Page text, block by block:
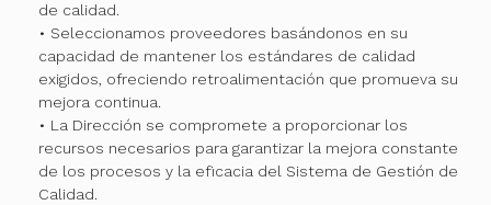
de calidad.
• Seleccionamos proveedores basándonos en su
capacidad de mantener los estándares de calidad
exigidos, ofreciendo retroalimentación que promueva su
mejora continua.
• La Dirección se compromete a proporcionar los
recursos necesarios para garantizar la mejora constante
de los procesos y la eficacia del Sistema de Gestión de
Calidad.